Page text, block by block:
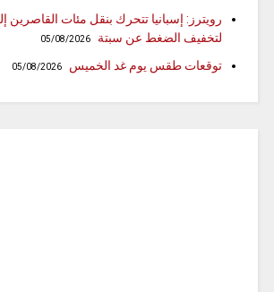
رويترز: إسبانيا تتحرك بنقل مئات القاصرين
لتخفيف الضغط عن سبتة
05/08/2026
توقعات طقس يوم غد الخميس 05/08/2026